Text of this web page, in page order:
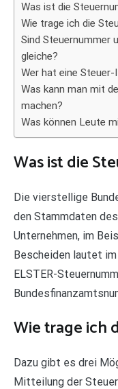
Was ist die
Wie trage ich die
Sind Steuernummer
gleiche?
Wer hat eine Steuer-
Was kann man mit
machen?
Was können Leute
Was ist die
Die vierstellige
den Stammdaten
Unternehmen, im
Bescheiden lautet
ELSTER-
Wie trage ich
Dazu gibt es drei
Mitteilung der